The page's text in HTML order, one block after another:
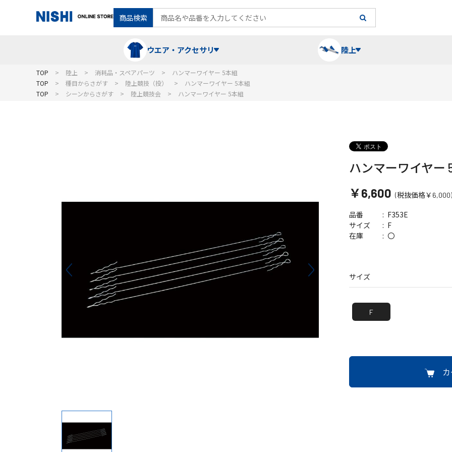
商品検索
ウエア・アクセサリ
レーシングシャツ・タイツ
ベ
コート ソックス
アクセサリ
陸上
消耗品・スペアパーツ
ミ
メディシンボール ラダー・マーカー
TOP 陸上 消耗品・スペアパーツ
ハンマーワイヤー 5本組
TOP
種目からさがす 陸上競技（投）
ハンマーワイヤー 5本組
TOP
シーンからさがす 陸上競技会 ハンマーワイヤー 5本組
ハンマーワイヤー
￥6,600 (税抜価格￥6,000)
品番 F353E
サイズ F
在庫 〇
サイズ
F